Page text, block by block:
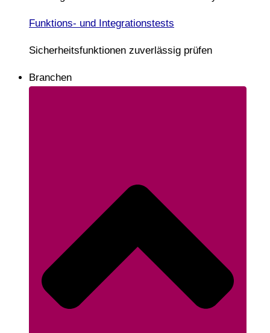
Funktions- und Integrationstests
Sicherheitsfunktionen zuverlässig prüfen
Branchen